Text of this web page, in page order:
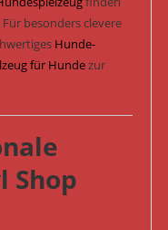
besonders clevere
Hunde-
für Hundezur
Shop